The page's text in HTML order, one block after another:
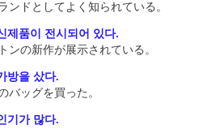
ンドとしてよく知られている。
제품이 전시되어 있다.
ンの新作が展示されている。
방을 샀다.
バッグを買った。
기가 많다.